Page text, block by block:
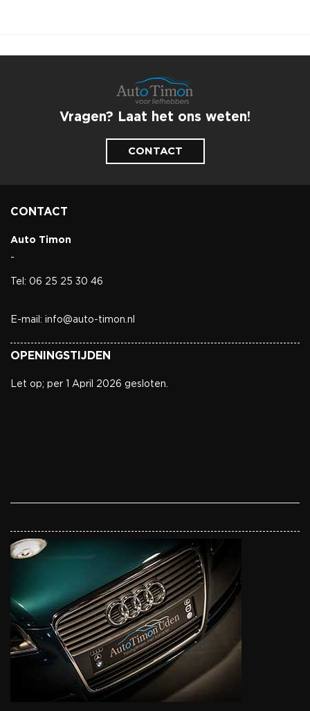
Vragen? Laat het ons weten!
CONTACT
CONTACT
Auto Timon
-
Tel: 06 25 25 30 46
E-mail: info@auto-timon.nl
OPENINGSTIJDEN
Let op; per 1 April 2026 gesloten.